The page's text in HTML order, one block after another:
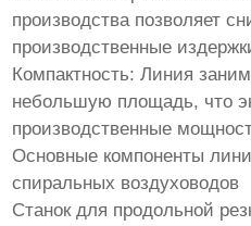
производства позволяет
производственные
Компактность: Линия
небольшую площадь, что
производственные
Основные компоненты
спиральных воздуховодов
Станок для продольной